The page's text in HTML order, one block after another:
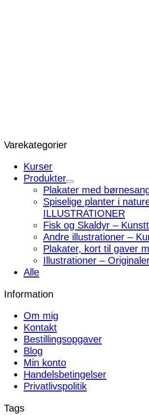
Varekategorier
Kurser
Produkter
Plakater med
Spiselige planter i
ILLUSTRATIONER
Fisk og Skaldyr –
Andre illustrationer –
Plakater, kort til gaver
Illustrationer –
Alle
Information
Om mig
Kontakt
Bestillingsopgaver
Blog
Min konto
Handelsbetingelser
Privatlivspolitik
Tags